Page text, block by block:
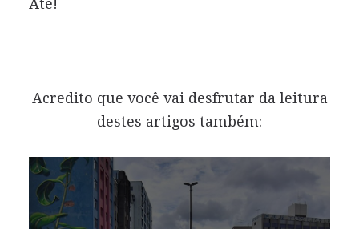
Até!
Acredito que você vai desfrutar da leitura
destes artigos também: